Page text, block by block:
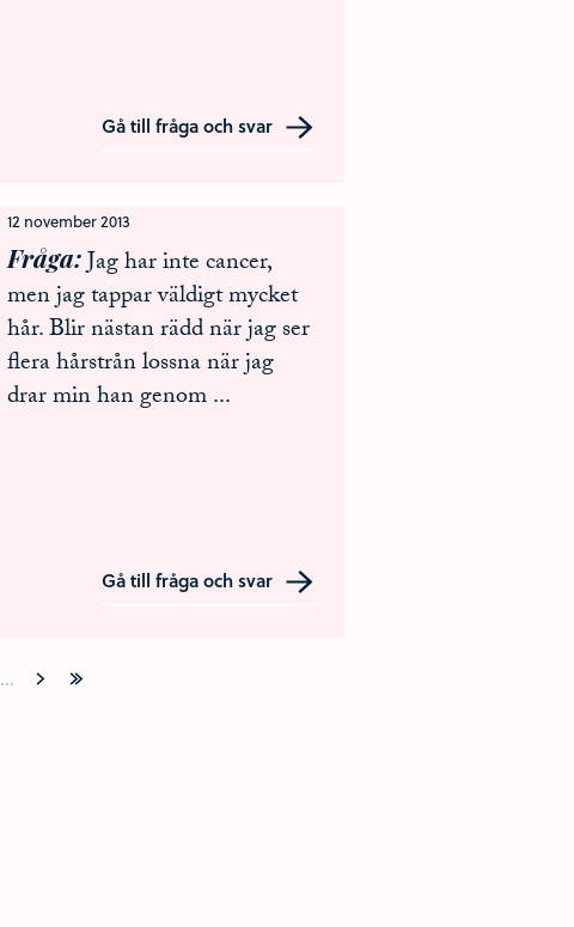
Gå till fråga och svar
12 november 2013
Fråga Jag har inte cancer,
men jag tappar väldigt mycket
hår. Blir nästan rädd när jag ser
flera hårstrån lossna när jag
drar min han genom...
Gå till fråga och svar
...